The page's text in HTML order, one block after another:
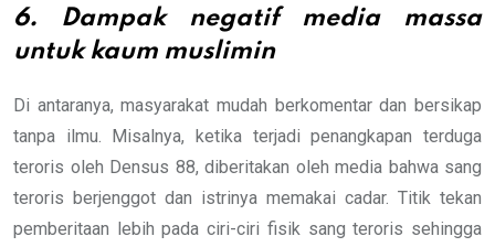
6. Dampak negatif media massa
untuk kaum muslimin
Di antaranya, masyarakat mudah berkomentar dan bersikap
tanpa ilmu. Misalnya, ketika terjadi penangkapan terduga
teroris oleh Densus 88, diberitakan oleh media bahwa sang
teroris berjenggot dan istrinya memakai cadar. Titik tekan
pemberitaan lebih pada ciri-ciri fisik sang teroris sehingga